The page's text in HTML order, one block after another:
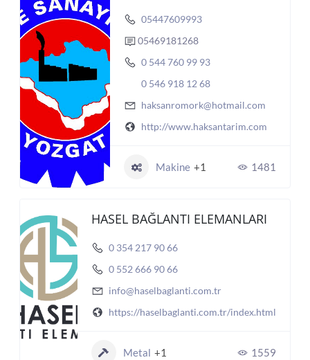
05447609993
05469181268
0 544 760 99 93
0 546 918 12 68
haksanromork@hotmail.com
http://www.haksantarim.com
Makine +1 1481
HASEL BAĞLANTI ELEMANLARI
0 354 217 90 66
0 552 666 90 66
info@haselbaglanti.com.tr
https://haselbaglanti.com.tr/index.html
Metal +1 1559